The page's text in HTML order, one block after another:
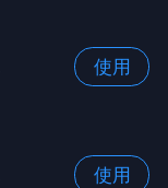
使用
使用